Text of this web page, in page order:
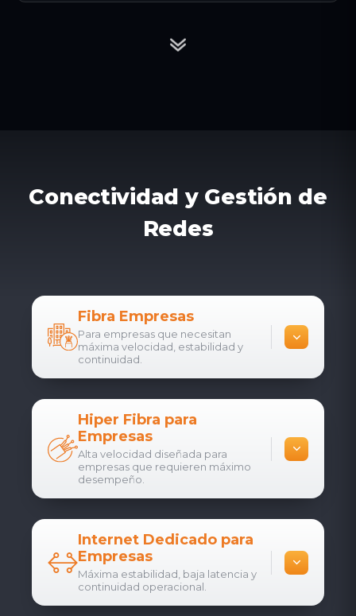
Conectividad y Gestión de
Redes
Fibra Empresas
Para empresas que necesitan
máxima velocidad, estabilidad y
continuidad.
Hiper Fibra para
Empresas
Alta velocidad diseñada para
empresas que requieren máximo
desempeño.
Internet Dedicado para
Empresas
Máxima estabilidad, baja latencia y
continuidad operacional.